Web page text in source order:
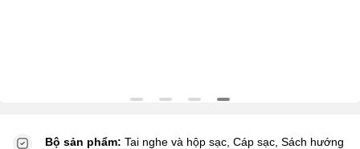
Bộ sản phẩm: Tai nghe và hộp sạc, Cáp sạc, Sách hướng